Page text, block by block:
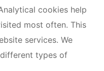
cookies help
most often. This
services. We
types of